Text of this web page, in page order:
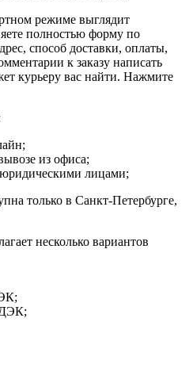
режиме выглядит
полностью форму по
способ доставки, оплаты,
к заказу написать
курьеру вас найти. Нажмите
из офиса;
лицами;
только в Санкт-Петербурге,
несколько вариантов